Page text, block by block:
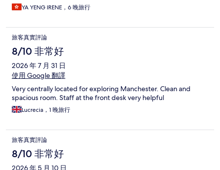
YA YENG IRENE，6 晚旅行
旅客真實評論
8/10 非常好
2026 年 7 月 31 日
使用 Google 翻譯
Very centrally located for exploring Manchester. Clean and
spacious room. Staff at the front desk very helpful
Lucrecia，1 晚旅行
旅客真實評論
8/10 非常好
2026 年 5 月 10 日